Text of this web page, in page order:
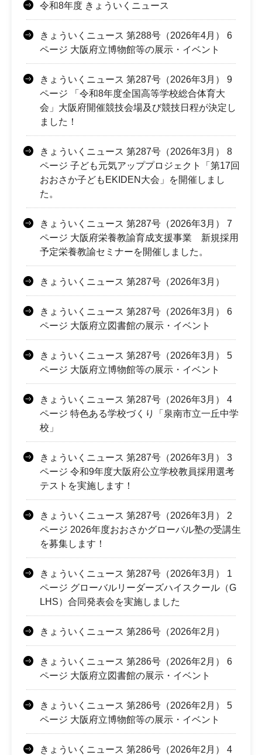
令和8年度 きょういくニュース
きょういくニュース 第288号（2026年4月） 6
ページ 大阪府立博物館等の展示・イベント
きょういくニュース 第287号（2026年3月） 9
ページ 「令和8年度全国高等学校総合体育大
会」大阪府開催競技会場及び競技日程が決定し
ました！
きょういくニュース 第287号（2026年3月） 8
ページ 子ども元気アッププロジェクト「第17回
おおさか子どもEKIDEN大会」を開催しまし
た。
きょういくニュース 第287号（2026年3月） 7
ページ 大阪府栄養教諭育成支援事業 新規採用
予定栄養教諭セミナーを開催しました。
きょういくニュース 第287号（2026年3月）
きょういくニュース 第287号（2026年3月） 6
ページ 大阪府立図書館の展示・イベント
きょういくニュース 第287号（2026年3月） 5
ページ 大阪府立博物館等の展示・イベント
きょういくニュース 第287号（2026年3月） 4
ページ 特色ある学校づくり「泉南市立一丘中学
校」
きょういくニュース 第287号（2026年3月） 3
ページ 令和9年度大阪府公立学校教員採用選考
テストを実施します！
きょういくニュース 第287号（2026年3月） 2
ページ 2026年度おおさかグローバル塾の受講生
を募集します！
きょういくニュース 第287号（2026年3月） 1
ページ グローバルリーダーズハイスクール（G
LHS）合同発表会を実施しました
きょういくニュース 第286号（2026年2月）
きょういくニュース 第286号（2026年2月） 6
ページ 大阪府立図書館の展示・イベント
きょういくニュース 第286号（2026年2月） 5
ページ 大阪府立博物館等の展示・イベント
きょういくニュース 第286号（2026年2月） 4